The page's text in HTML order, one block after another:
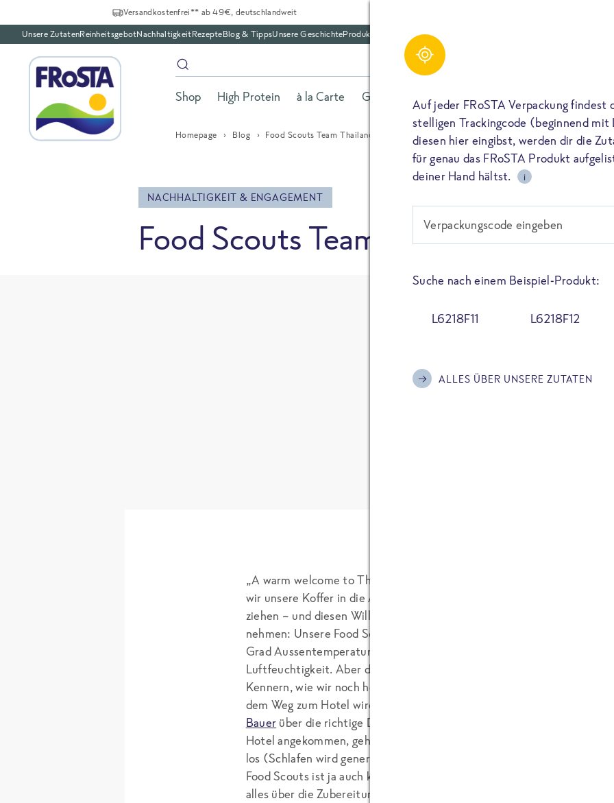
Versandkostenfrei** ab 49€, deutschlandweit
Unsere ZutatenReinheitsgebotNachhaltigkeitRezepteBlog & TippsUnsere GeschichteProduktfriedhof
Shop High Protein à la Carte Gerichte Fisch Gemüse Kräuter
Homepage Blog Food Scouts Team Thailand: Wir sind in Bangkok!
NACHHALTIGKEIT & ENGAGEMENT
Food Scouts Team Thailand: Wir
„A warm welcome to Thailand
wir unsere Koffer in die Ankunftshalle am Bangkoker Flughafen
ziehen – und diesen Willkommensgruss sollte man wörtlich
nehmen: Unsere Food Scouts Dominik und Gregor erwartet 36
Grad Aussentemperatur mit geschätzten 70 Prozent
Luftfeuchtigkeit. Aber das macht den beiden Thailand-Fans (und -
Kennern, wie wir noch herausfinden) rein gar nichts aus. Bereits auf
dem Weg zum Hotel wird mit unserem begleitenden Koch
Bauer über die richtige Dosierung von Koriander gefachsimpelt. Im
Hotel angekommen, gehts sofort mit dem ersten Programmpunkt
los (Schlafen wird generell überbewertet…und das Leben eines
Food Scouts ist ja auch kein Ponyhof). In der Hotelküche lernen wir
alles über die Zubereitung von modernem Thai-Fingerfood.
TEILEN
PIN IT
Schreibe einen
Bitte füllen alle mit (*) markierten Felder aus.
wird nicht veröffentlicht. Wenn du deinen
dieser öffentlich neben deiner Bewertung.
Kommtar*
Name
E-Mail
Ich habe die Datenschutzerklärungzur
Auf jeder FRoSTA Verpackung findest
stelligen Trackingcode (beginnend mit
diesen hier eingibst, werden dir die
für genau das FRoSTA Produkt
deiner Hand hältst.
i
Verpackungscode eingeben
Suche nach einem Beispiel-Produkt:
L6218F11 L6218F12
ALLES ÜBER UNSERE ZUTATEN